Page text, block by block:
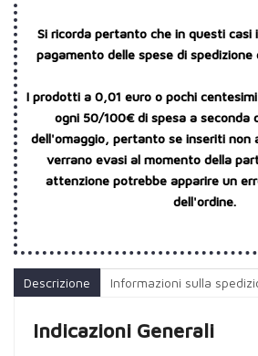
Si ricorda pertanto che in questi casi
pagamento delle spese di
I prodotti a 0,01 euro o pochi
ogni 50/100€ di spesa a seconda
dell'omaggio, pertanto se inseriti non
verrano evasi al momento della
attenzione potrebbe apparire un
dell'ordine.
Descrizione Informazioni sulla
Indicazioni Generali